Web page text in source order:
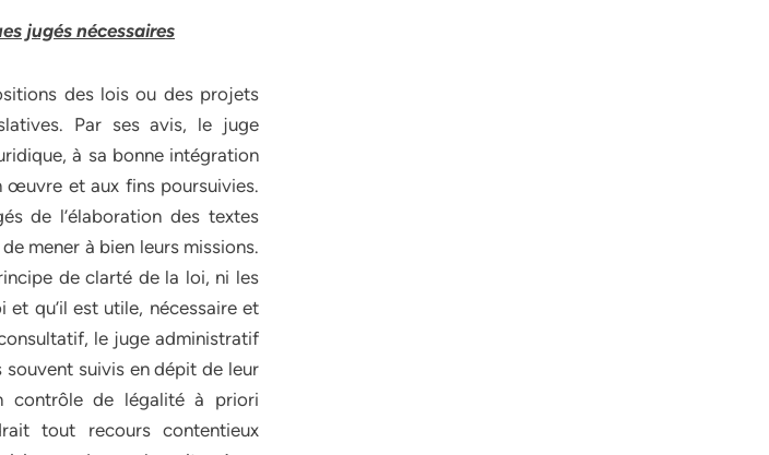
jugés nécessaires
des lois ou des projets
Par ses avis, le juge
à sa bonne intégration
œuvre et aux fins poursuivies.
de l’élaboration des textes
mener à bien leurs missions.
de clarté de la loi, ni les
qu’il est utile, nécessaire et
le juge administratif
suivis en dépit de leur
contrôle de légalité à priori
tout recours contentieux